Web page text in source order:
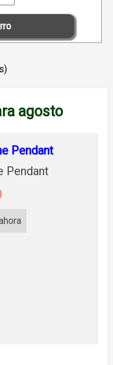
agosto
Pendant